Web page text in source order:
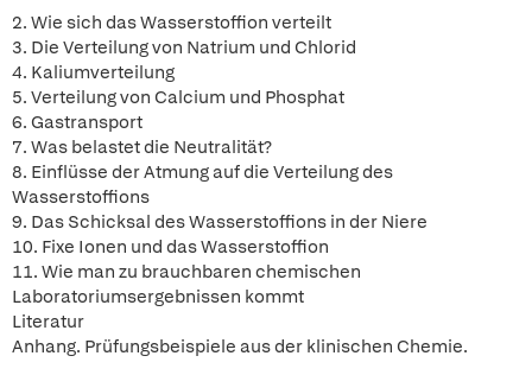
2. Wie sich das Wasserstoffion verteilt
3. Die Verteilung von Natrium und Chlorid
4. Kaliumverteilung
5. Verteilung von Calcium und Phosphat
6. Gastransport
7. Was belastet die Neutralität?
8. Einflüsse der Atmung auf die Verteilung des
Wasserstoffions
9. Das Schicksal des Wasserstoffions in der Niere
10. Fixe Ionen und das Wasserstoffion
11. Wie man zu brauchbaren chemischen
Laboratoriumsergebnissen kommt
Literatur
Anhang. Prüfungsbeispiele aus der klinischen Chemie.